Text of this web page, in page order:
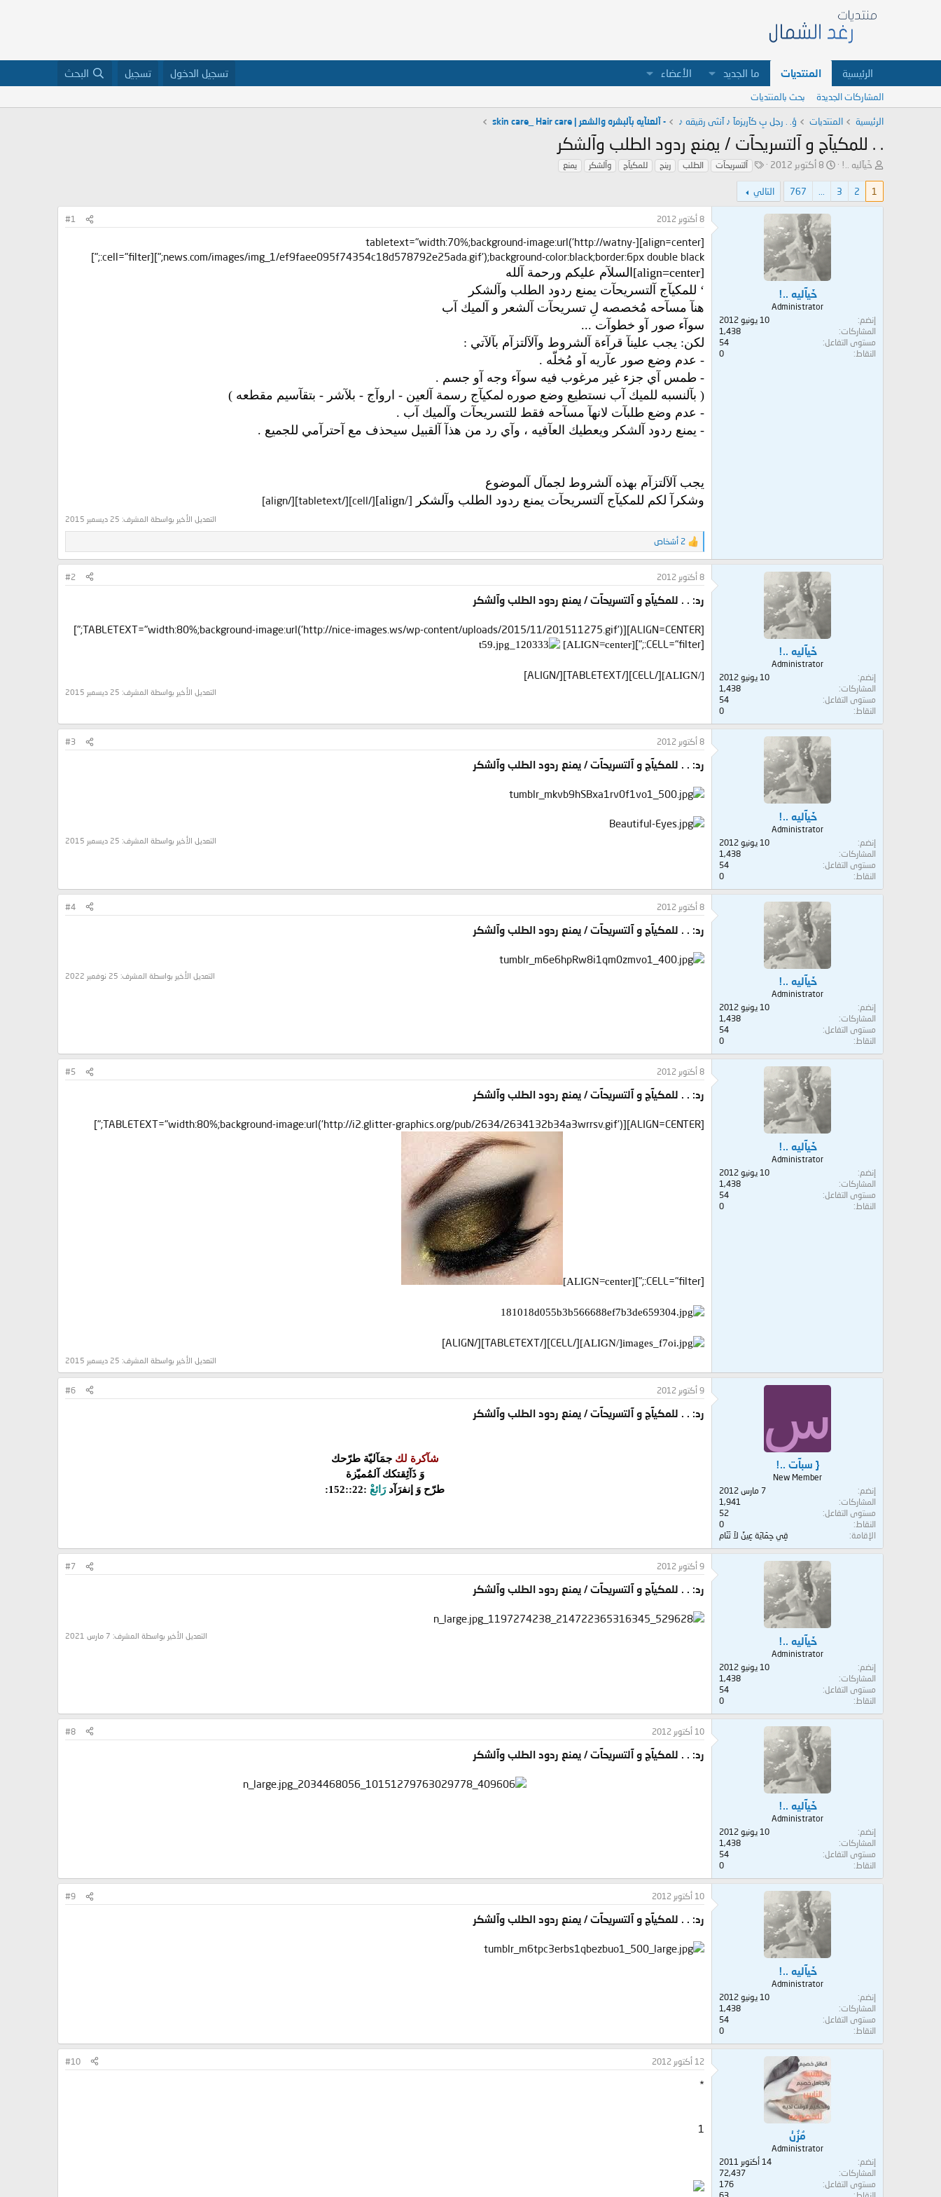
الرئيسية المنتديات ما الجديد الأعضاء تسجيل الدخول تسجيل البحث
المشاركات الجديدة بحث بالمنتديات
الرئيسية المنتديات ؤ. . رجل بِ كآريزمآ ♪ آنثى رقيقه ♪ - آلعنآيه بآلبشره والشعر | skin care_ Hair care
. . للمكيآج و آلتسريحآت / يمنع ردود الطلب وآلشكر
ب
د
ئ
خَيآليه ..!
ت
ي
خ
ا
ل
د
ء
8 أكتوبر 2012
ا
س
آلتسريحآت الطلب رينج للمكيآج وآلشكر يمنع
1
2
3
...
767 التالي
خَيآليه ..!
Administrator
إنضم
10 يونيو 2012
المشاركات
1,438
مستوى التفاعل
54
النقاط
0
8 أكتوبر 2012 #1
[align=center][tabletext="width:70%;background-image:url('http://watny-
news.com/images/img_1/ef9faee095f74354c18d578792e25ada.gif');background-color:black;border:6px double black;"][cell="filter:;"]
[align=center]السلآم عليكم ورحمة آلله
‘ للمكيآج آلتسريحآت يمنع ردود الطلب وآلشكر
هنآ مسآحه مُخصصه لِ تسريحآت آلشعر و آلميك آب
سوآء صور آو خطوآت ...
لكن: يجب علينآ قرآءة آلشروط وآلآلتزآم بآلآتي :
- عدم وضع صور عآريه آو مُخلّه .
- طمس آي جزء غير مرغوب فيه سوآء وجه آو جسم .
( بآلنسبه للميك آب نستطيع وضع صوره لمكيآج رسمة آلعين - اروآج - بلآشر - بتقآسيم مقطعه )
- عدم وضع طلبآت لانهآ مسآحه فقط للتسريحآت وآلميك آب .
- يمنع ردود آلشكر ويعطيك العآفيه ، وآي رد من هذآ آلقبيل سيحذف مع آحترآمي للجميع .
يجب آلآلتزآم بهذه آلشروط لجمآل آلموضوع
وشكرآ لكم للمكيآج آلتسريحآت يمنع ردود الطلب وآلشكر [/align]
[/cell][/tabletext][/align]
التعديل الأخير بواسطة المشرف: 25 ديسمبر 2015
ا
ل
ت
ف
ع
ا
ت
:
2 أشخاص
خَيآليه ..!
Administrator
إنضم
10 يونيو 2012
المشاركات
1,438
مستوى التفاعل
54
النقاط
0
8 أكتوبر 2012 #2
رد: . . للمكيآج و آلتسريحآت / يمنع ردود الطلب وآلشكر
[ALIGN=CENTER][TABLETEXT="width:80%;background-image:url('http://nice-images.ws/wp-content/uploads/2015/11/201511275.gif');"]
[CELL="filter:;"]
[ALIGN=center]
[/ALIGN]
[/CELL][/TABLETEXT][/ALIGN]
التعديل الأخير بواسطة المشرف: 25 ديسمبر 2015
خَيآليه ..!
Administrator
إنضم
10 يونيو 2012
المشاركات
1,438
مستوى التفاعل
54
النقاط
0
8 أكتوبر 2012 #3
رد: . . للمكيآج و آلتسريحآت / يمنع ردود الطلب وآلشكر
التعديل الأخير بواسطة المشرف: 25 ديسمبر 2015
خَيآليه ..!
Administrator
إنضم
10 يونيو 2012
المشاركات
1,438
مستوى التفاعل
54
النقاط
0
8 أكتوبر 2012 #4
رد: . . للمكيآج و آلتسريحآت / يمنع ردود الطلب وآلشكر
التعديل الأخير بواسطة المشرف: 25 نوفمبر 2022
خَيآليه ..!
Administrator
إنضم
10 يونيو 2012
المشاركات
1,438
مستوى التفاعل
54
النقاط
0
8 أكتوبر 2012 #5
رد: . . للمكيآج و آلتسريحآت / يمنع ردود الطلب وآلشكر
[ALIGN=CENTER][TABLETEXT="width:80%;background-image:url('http://i2.glitter-graphics.org/pub/2634/2634132b34a3wrrsv.gif');"]
[CELL="filter:;"]
[ALIGN=center]
[/ALIGN]
[/CELL][/TABLETEXT][/ALIGN]
التعديل الأخير بواسطة المشرف: 25 ديسمبر 2015
س
{ سبآت ..!
New Member
إنضم
7 مارس 2012
المشاركات
1,941
مستوى التفاعل
52
النقاط
0
الإقامة
قِي حِمَايَة عِينٌ لاَ تَنَام
9 أكتوبر 2012 #6
رد: . . للمكيآج و آلتسريحآت / يمنع ردود الطلب وآلشكر
شآكرة لك جمَآليّة طرّحك
وَ ذَآئِقتكك آلمُميّزة
طرّح وَ إنفرَآدرَائعْ :22::152:
خَيآليه ..!
Administrator
إنضم
10 يونيو 2012
المشاركات
1,438
مستوى التفاعل
54
النقاط
0
9 أكتوبر 2012 #7
رد: . . للمكيآج و آلتسريحآت / يمنع ردود الطلب وآلشكر
التعديل الأخير بواسطة المشرف: 7 مارس 2021
خَيآليه ..!
Administrator
إنضم
10 يونيو 2012
المشاركات
1,438
مستوى التفاعل
54
النقاط
0
10 أكتوبر 2012 #8
رد: . . للمكيآج و آلتسريحآت / يمنع ردود الطلب وآلشكر
خَيآليه ..!
Administrator
إنضم
10 يونيو 2012
المشاركات
1,438
مستوى التفاعل
54
النقاط
0
10 أكتوبر 2012 #9
رد: . . للمكيآج و آلتسريحآت / يمنع ردود الطلب وآلشكر
مُزُنْ
Administrator
إنضم
14 أكتوبر 2011
المشاركات
72,437
مستوى التفاعل
176
12 أكتوبر 2012 #10
*
1